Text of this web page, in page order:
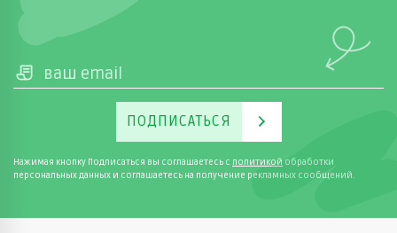
ПОДПИСАТЬСЯ
Нажимая кнопку Подписаться вы соглашаетесь с политикой обработки
персональных данных и соглашаетесь на получение рекламных сообщений.